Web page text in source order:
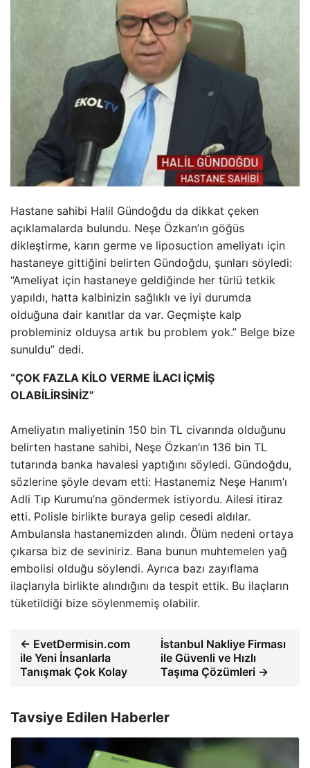
Hastane sahibi Halil Gündoğdu da dikkat çeken
açıklamalarda bulundu. Neşe Özkan’ın göğüs
dikleştirme, karın germe ve liposuction ameliyatı için
hastaneye gittiğini belirten Gündoğdu, şunları söyledi:
“Ameliyat için hastaneye geldiğinde her türlü tetkik
yapıldı, hatta kalbinizin sağlıklı ve iyi durumda
olduğuna dair kanıtlar da var. Geçmişte kalp
probleminiz olduysa artık bu problem yok.” Belge bize
sunuldu” dedi.
“ÇOK FAZLA KİLO VERME İLACI İÇMİŞ
OLABİLİRSİNİZ”
Ameliyatın maliyetinin 150 bin TL civarında olduğunu
belirten hastane sahibi, Neşe Özkan’ın 136 bin TL
tutarında banka havalesi yaptığını söyledi. Gündoğdu,
sözlerine şöyle devam etti: Hastanemiz Neşe Hanım’ı
Adli Tıp Kurumu’na göndermek istiyordu. Ailesi itiraz
etti. Polisle birlikte buraya gelip cesedi aldılar.
Ambulansla hastanemizden alındı. Ölüm nedeni ortaya
çıkarsa biz de seviniriz. Bana bunun muhtemelen yağ
embolisi olduğu söylendi. Ayrıca bazı zayıflama
ilaçlarıyla birlikte alındığını da tespit ettik. Bu ilaçların
tüketildiği bize söylenmemiş olabilir.
← EvetDermisin.com
ile Yeni İnsanlarla
Tanışmak Çok Kolay
İstanbul Nakliye Firması
ile Güvenli ve Hızlı
Taşıma Çözümleri →
Tavsiye Edilen Haberler